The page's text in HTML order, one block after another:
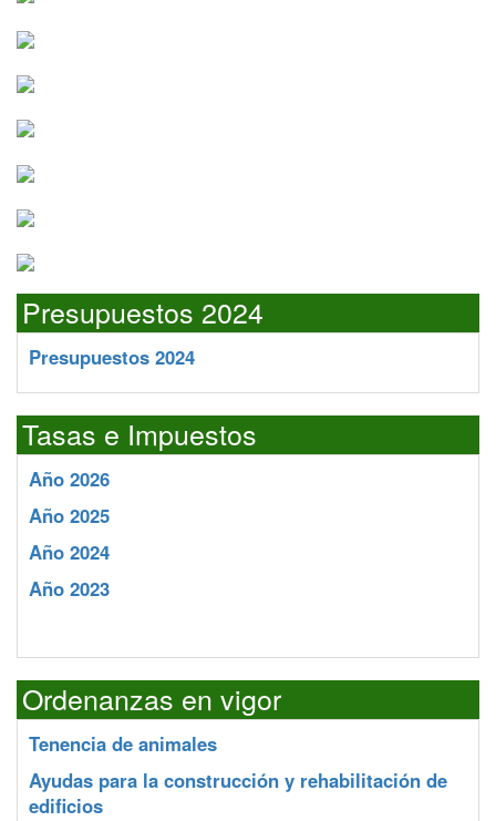
Presupuestos 2024
Presupuestos 2024
Tasas e Impuestos
Año 2026
Año 2025
Año 2024
Año 2023
Ordenanzas en vigor
Tenencia de animales
Ayudas para la construcción y rehabilitación de
edificios